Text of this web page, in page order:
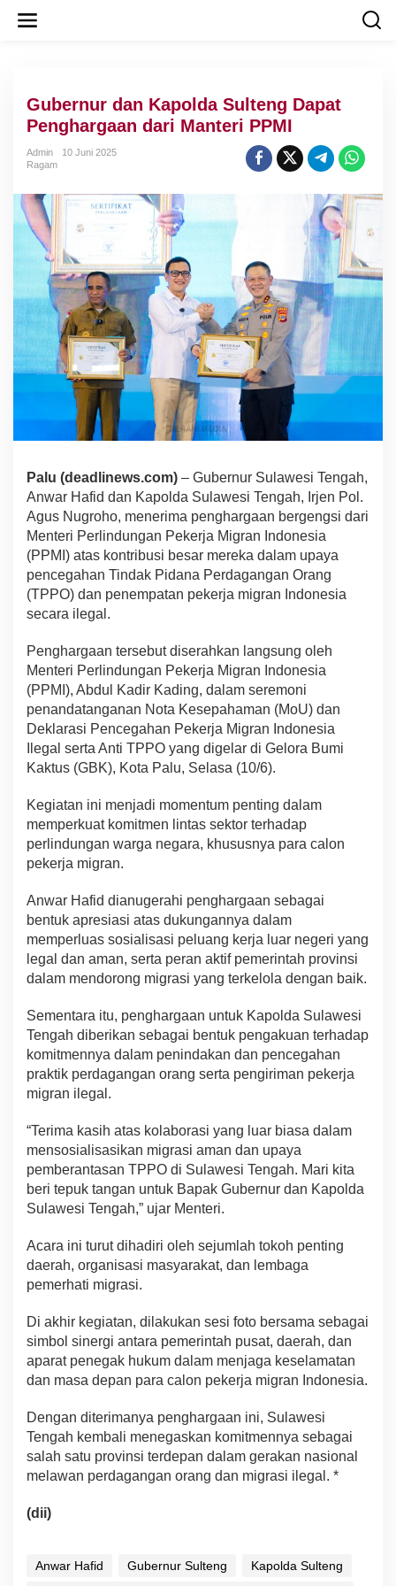
Gubernur dan Kapolda Sulteng Dapat
Penghargaan dari Manteri PPMI
Admin
10 Juni 2025
Ragam
Palu (deadlinews.com) – Gubernur Sulawesi Tengah,
Anwar Hafid dan Kapolda Sulawesi Tengah, Irjen Pol.
Agus Nugroho, menerima penghargaan bergengsi dari
Menteri Perlindungan Pekerja Migran Indonesia
(PPMI) atas kontribusi besar mereka dalam upaya
pencegahan Tindak Pidana Perdagangan Orang
(TPPO) dan penempatan pekerja migran Indonesia
secara ilegal.
Penghargaan tersebut diserahkan langsung oleh
Menteri Perlindungan Pekerja Migran Indonesia
(PPMI), Abdul Kadir Kading, dalam seremoni
penandatanganan Nota Kesepahaman (MoU) dan
Deklarasi Pencegahan Pekerja Migran Indonesia
Ilegal serta Anti TPPO yang digelar di Gelora Bumi
Kaktus (GBK), Kota Palu, Selasa (10/6).
Kegiatan ini menjadi momentum penting dalam
memperkuat komitmen lintas sektor terhadap
perlindungan warga negara, khususnya para calon
pekerja migran.
Anwar Hafid dianugerahi penghargaan sebagai
bentuk apresiasi atas dukungannya dalam
memperluas sosialisasi peluang kerja luar negeri yang
legal dan aman, serta peran aktif pemerintah provinsi
dalam mendorong migrasi yang terkelola dengan baik.
Sementara itu, penghargaan untuk Kapolda Sulawesi
Tengah diberikan sebagai bentuk pengakuan terhadap
komitmennya dalam penindakan dan pencegahan
praktik perdagangan orang serta pengiriman pekerja
migran ilegal.
“Terima kasih atas kolaborasi yang luar biasa dalam
mensosialisasikan migrasi aman dan upaya
pemberantasan TPPO di Sulawesi Tengah. Mari kita
beri tepuk tangan untuk Bapak Gubernur dan Kapolda
Sulawesi Tengah,” ujar Menteri.
Acara ini turut dihadiri oleh sejumlah tokoh penting
daerah, organisasi masyarakat, dan lembaga
pemerhati migrasi.
Di akhir kegiatan, dilakukan sesi foto bersama sebagai
simbol sinergi antara pemerintah pusat, daerah, dan
aparat penegak hukum dalam menjaga keselamatan
dan masa depan para calon pekerja migran Indonesia.
Dengan diterimanya penghargaan ini, Sulawesi
Tengah kembali menegaskan komitmennya sebagai
salah satu provinsi terdepan dalam gerakan nasional
melawan perdagangan orang dan migrasi ilegal. *
(dii)
Anwar Hafid Gubernur Sulteng
Kapolda Sulteng